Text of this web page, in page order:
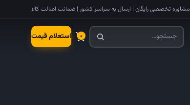
مشاوره تخصصی رایگان | ارسال به سراسر کشور | ضمانت اصالت کالا
۰ استعلام قیمت